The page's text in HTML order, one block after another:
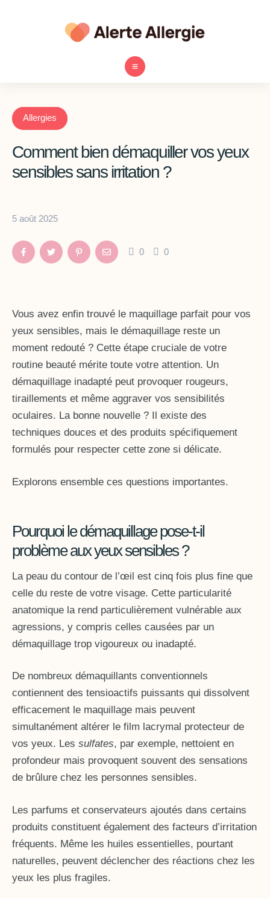
Allergies
Comment bien démaquiller vos yeux
sensibles sans irritation ?
5 août 2025
0 0
Vous avez enfin trouvé le maquillage parfait pour vos
yeux sensibles, mais le démaquillage reste un
moment redouté ? Cette étape cruciale de votre
routine beauté mérite toute votre attention. Un
démaquillage inadapté peut provoquer rougeurs,
tiraillements et même aggraver vos sensibilités
oculaires. La bonne nouvelle ? Il existe des
techniques douces et des produits spécifiquement
formulés pour respecter cette zone si délicate.
Explorons ensemble ces questions importantes.
Pourquoi le démaquillage pose-t-il
problème aux yeux sensibles ?
La peau du contour de l’œil est cinq fois plus fine que
celle du reste de votre visage. Cette particularité
anatomique la rend particulièrement vulnérable aux
agressions, y compris celles causées par un
démaquillage trop vigoureux ou inadapté.
De nombreux démaquillants conventionnels
contiennent des tensioactifs puissants qui dissolvent
efficacement le maquillage mais peuvent
simultanément altérer le film lacrymal protecteur de
vos yeux. Les sulfates, par exemple, nettoient en
profondeur mais provoquent souvent des sensations
de brûlure chez les personnes sensibles.
Les parfums et conservateurs ajoutés dans certains
produits constituent également des facteurs d’irritation
fréquents. Même les huiles essentielles, pourtant
naturelles, peuvent déclencher des réactions chez les
yeux les plus fragiles.